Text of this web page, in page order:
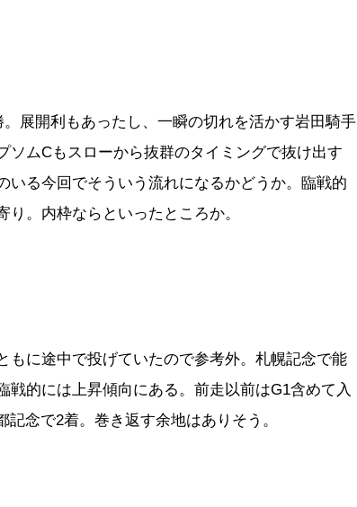
展開利もあったし、一瞬の切れを活かす岩田騎手
ソムCもスローから抜群のタイミングで抜け出す
いる今回でそういう流れになるかどうか。臨戦的
。内枠ならといったところか。
もに途中で投げていたので参考外。札幌記念で能
戦的には上昇傾向にある。前走以前はG1含めて入
念で2着。巻き返す余地はありそう。